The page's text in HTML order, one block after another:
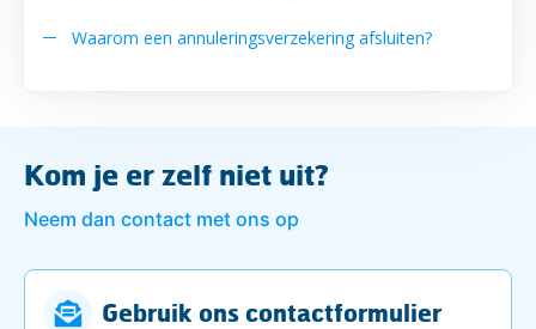
Waarom een annuleringsverzekering afsluiten?
Kom je er zelf niet uit?
Neem dan contact met ons op
Gebruik ons contactformulier